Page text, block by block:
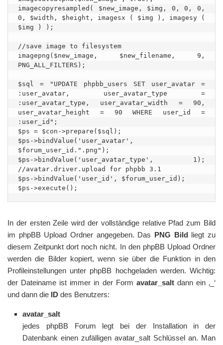
imagecopyresampled( $new_image, $img, 0, 0, 0,
0, $width, $height, imagesx ( $img ), imagesy (
$img ) );
//save image to filesystem
imagepng($new_image, $new_filename, 9,
PNG_ALL_FILTERS);
$sql = "UPDATE phpbb_users SET user_avatar =
:user_avatar, user_avatar_type =
:user_avatar_type, user_avatar_width = 90,
user_avatar_height = 90 WHERE user_id =
:user_id";
$ps = $con->prepare($sql);
$ps->bindValue('user_avatar',
$forum_user_id.".png");
$ps->bindValue('user_avatar_type', 1);
//avatar.driver.upload for phpbb 3.1
$ps->bindValue('user_id', $forum_user_id);
In der ersten Zeile wird der vollständige relative Pfad zum Bild
im phpBB Upload Ordner angegeben. Das PNG Bildliegt zu
diesem Zeitpunkt dort noch nicht. In den phpBB Upload Ordner
werden die Bilder kopiert, wenn sie über die Funktion in den
Profileinstellungen unter phpBB hochgeladen werden. Wichtig:
der Dateiname ist immer in der Form avatar_saltdann ein ‚_‘
und dann die ID des Benutzers:
avatar_salt
jedes phpBB Forum legt bei der Installation in der
Datenbank einen zufälligen avatar_salt Schlüssel an. Man